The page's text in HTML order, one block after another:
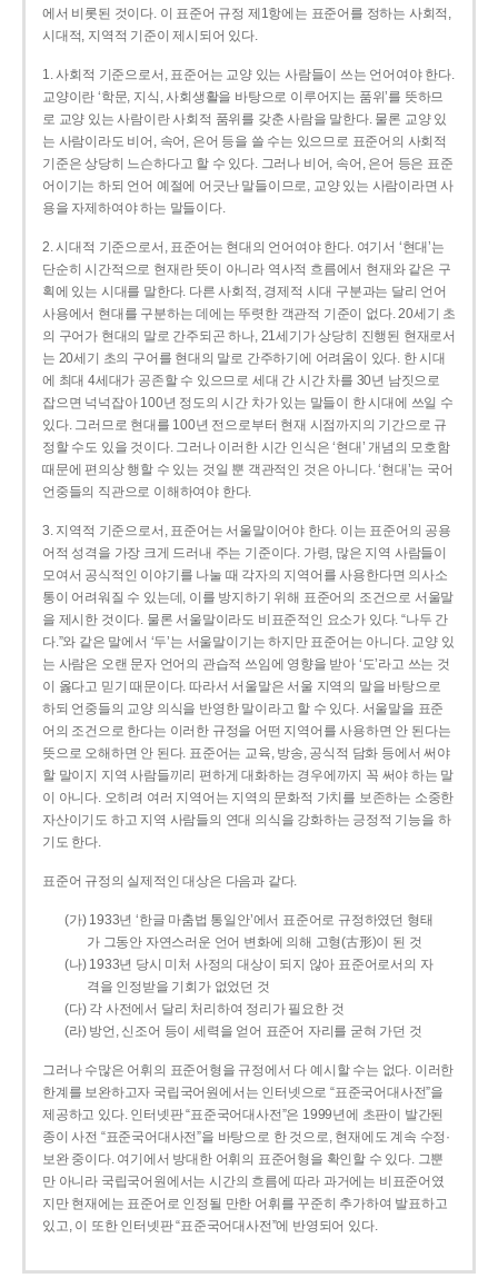
에서 비롯된 것이다. 이 표준어 규정 제1항에는 표준어를 정하는 사회적,
시대적, 지역적 기준이 제시되어 있다.
1. 사회적 기준으로서, 표준어는 교양 있는 사람들이 쓰는 언어여야 한다.
교양이란 ‘학문, 지식, 사회생활을 바탕으로 이루어지는 품위’를 뜻하므
로 교양 있는 사람이란 사회적 품위를 갖춘 사람을 말한다. 물론 교양 있
는 사람이라도 비어, 속어, 은어 등을 쓸 수는 있으므로 표준어의 사회적
기준은 상당히 느슨하다고 할 수 있다. 그러나 비어, 속어, 은어 등은 표준
어이기는 하되 언어 예절에 어긋난 말들이므로, 교양 있는 사람이라면 사
용을 자제하여야 하는 말들이다.
2. 시대적 기준으로서, 표준어는 현대의 언어여야 한다. 여기서 ‘현대’는
단순히 시간적으로 현재란 뜻이 아니라 역사적 흐름에서 현재와 같은 구
획에 있는 시대를 말한다. 다른 사회적, 경제적 시대 구분과는 달리 언어
사용에서 현대를 구분하는 데에는 뚜렷한 객관적 기준이 없다. 20세기 초
의 구어가 현대의 말로 간주되곤 하나, 21세기가 상당히 진행된 현재로서
는 20세기 초의 구어를 현대의 말로 간주하기에 어려움이 있다. 한 시대
에 최대 4세대가 공존할 수 있으므로 세대 간 시간 차를 30년 남짓으로
잡으면 넉넉잡아 100년 정도의 시간 차가 있는 말들이 한 시대에 쓰일 수
있다. 그러므로 현대를 100년 전으로부터 현재 시점까지의 기간으로 규
정할 수도 있을 것이다. 그러나 이러한 시간 인식은 ‘현대’ 개념의 모호함
때문에 편의상 행할 수 있는 것일 뿐 객관적인 것은 아니다. ‘현대’는 국어
언중들의 직관으로 이해하여야 한다.
3. 지역적 기준으로서, 표준어는 서울말이어야 한다. 이는 표준어의 공용
어적 성격을 가장 크게 드러내 주는 기준이다. 가령, 많은 지역 사람들이
모여서 공식적인 이야기를 나눌 때 각자의 지역어를 사용한다면 의사소
통이 어려워질 수 있는데, 이를 방지하기 위해 표준어의 조건으로 서울말
을 제시한 것이다. 물론 서울말이라도 비표준적인 요소가 있다. “나두 간
다.”와 같은 말에서 ‘두’는 서울말이기는 하지만 표준어는 아니다. 교양 있
는 사람은 오랜 문자 언어의 관습적 쓰임에 영향을 받아 ‘도’라고 쓰는 것
이 옳다고 믿기 때문이다. 따라서 서울말은 서울 지역의 말을 바탕으로
하되 언중들의 교양 의식을 반영한 말이라고 할 수 있다. 서울말을 표준
어의 조건으로 한다는 이러한 규정을 어떤 지역어를 사용하면 안 된다는
뜻으로 오해하면 안 된다. 표준어는 교육, 방송, 공식적 담화 등에서 써야
할 말이지 지역 사람들끼리 편하게 대화하는 경우에까지 꼭 써야 하는 말
이 아니다. 오히려 여러 지역어는 지역의 문화적 가치를 보존하는 소중한
자산이기도 하고 지역 사람들의 연대 의식을 강화하는 긍정적 기능을 하
기도 한다.
표준어 규정의 실제적인 대상은 다음과 같다.
(가) 1933년 ‘한글 마춤법 통일안’에서 표준어로 규정하였던 형태
가 그동안 자연스러운 언어 변화에 의해 고형(古形)이 된 것
(나) 1933년 당시 미처 사정의 대상이 되지 않아 표준어로서의 자
격을 인정받을 기회가 없었던 것
(다) 각 사전에서 달리 처리하여 정리가 필요한 것
(라) 방언, 신조어 등이 세력을 얻어 표준어 자리를 굳혀 가던 것
그러나 수많은 어휘의 표준어형을 규정에서 다 예시할 수는 없다. 이러한
한계를 보완하고자 국립국어원에서는 인터넷으로 “표준국어대사전”을
제공하고 있다. 인터넷판 “표준국어대사전”은 1999년에 초판이 발간된
종이 사전 “표준국어대사전”을 바탕으로 한 것으로, 현재에도 계속 수정·
보완 중이다. 여기에서 방대한 어휘의 표준어형을 확인할 수 있다. 그뿐
만 아니라 국립국어원에서는 시간의 흐름에 따라 과거에는 비표준어였
지만 현재에는 표준어로 인정될 만한 어휘를 꾸준히 추가하여 발표하고
있고, 이 또한 인터넷판 “표준국어대사전”에 반영되어 있다.